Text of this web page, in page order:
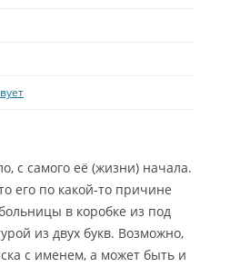
с самого её (жизни) начала.
его по какой-то причине
в коробке из под
из двух букв. Возможно,
с именем, а может быть и